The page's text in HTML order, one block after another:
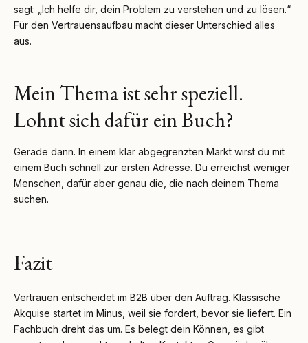
sagt: „Ich helfe dir, dein Problem zu verstehen und zu lösen.“
Für den Vertrauensaufbau macht dieser Unterschied alles
aus.
Mein Thema ist sehr speziell.
Lohnt sich dafür ein Buch?
Gerade dann. In einem klar abgegrenzten Markt wirst du mit
einem Buch schnell zur ersten Adresse. Du erreichst weniger
Menschen, dafür aber genau die, die nach deinem Thema
suchen.
Fazit
Vertrauen entscheidet im B2B über den Auftrag. Klassische
Akquise startet im Minus, weil sie fordert, bevor sie liefert. Ein
Fachbuch dreht das um. Es belegt dein Können, es gibt